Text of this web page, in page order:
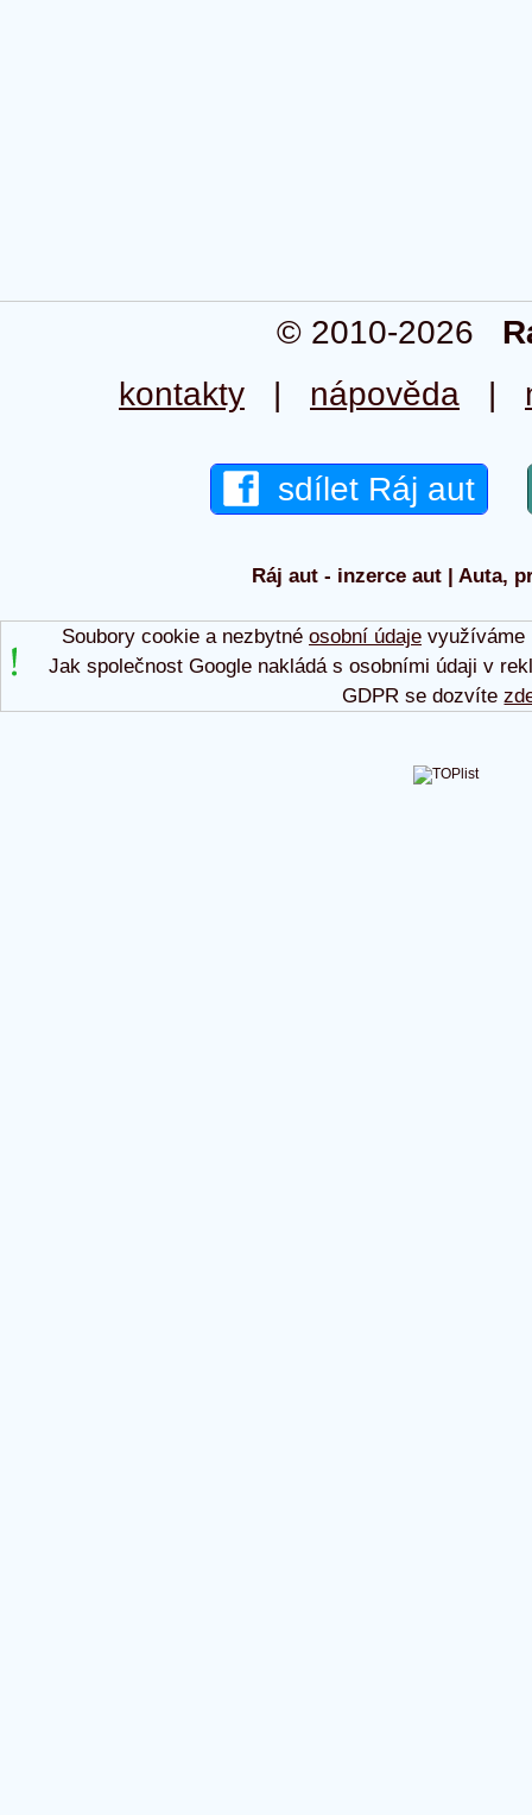
© 2010-2026
kontakty | nápověda |
sdílet Ráj aut
Ráj aut - inzerce aut | Auta,
Soubory cookie a nezbytné osobní údajevyužíváme
Jak společnost Google nakládá s osobními údaji v
GDPR se dozvíte